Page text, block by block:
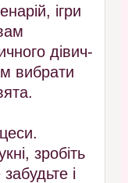
ігри
дівич-
вибрати
зробіть
і